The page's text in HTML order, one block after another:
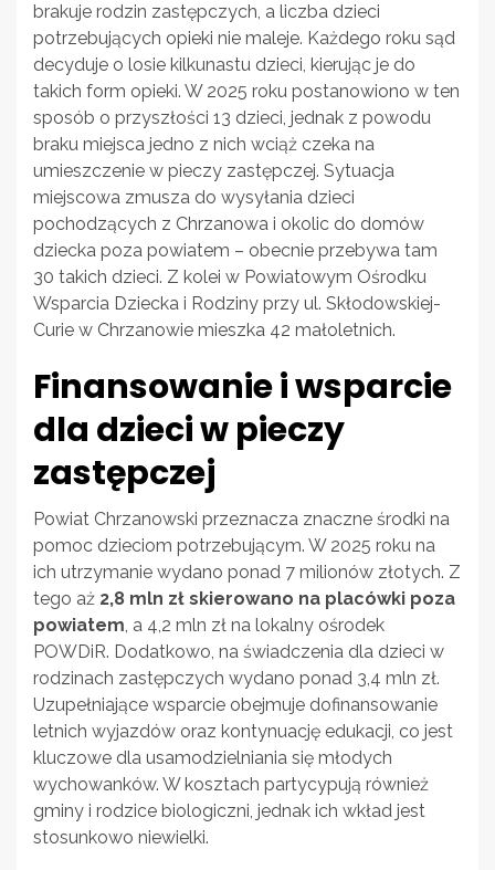
brakuje rodzin zastępczych, a liczba dzieci
potrzebujących opieki nie maleje. Każdego roku sąd
decyduje o losie kilkunastu dzieci, kierując je do
takich form opieki. W 2025 roku postanowiono w ten
sposób o przyszłości 13 dzieci, jednak z powodu
braku miejsca jedno z nich wciąż czeka na
umieszczenie w pieczy zastępczej. Sytuacja
miejscowa zmusza do wysyłania dzieci
pochodzących z Chrzanowa i okolic do domów
dziecka poza powiatem – obecnie przebywa tam
30 takich dzieci. Z kolei w Powiatowym Ośrodku
Wsparcia Dziecka i Rodziny przy ul. Skłodowskiej-
Curie w Chrzanowie mieszka 42 małoletnich.
Finansowanie i wsparcie
dla dzieci w pieczy
zastępczej
Powiat Chrzanowski przeznacza znaczne środki na
pomoc dzieciom potrzebującym. W 2025 roku na
ich utrzymanie wydano ponad 7 milionów złotych. Z
tego aż 2,8 mln zł skierowano na placówki poza
powiatem, a 4,2 mln zł na lokalny ośrodek
POWDiR. Dodatkowo, na świadczenia dla dzieci w
rodzinach zastępczych wydano ponad 3,4 mln zł.
Uzupełniające wsparcie obejmuje dofinansowanie
letnich wyjazdów oraz kontynuację edukacji, co jest
kluczowe dla usamodzielniania się młodych
wychowanków. W kosztach partycypują również
gminy i rodzice biologiczni, jednak ich wkład jest
stosunkowo niewielki.